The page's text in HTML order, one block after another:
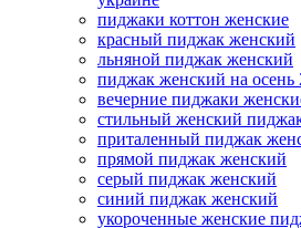
пиджаки коттон женские
красный пиджак женский
льняной пиджак женский
пиджак женский на осень
вечерние пиджаки
стильный женский
приталенный пиджак
прямой пиджак женский
серый пиджак женский
синий пиджак женский
укороченные женские